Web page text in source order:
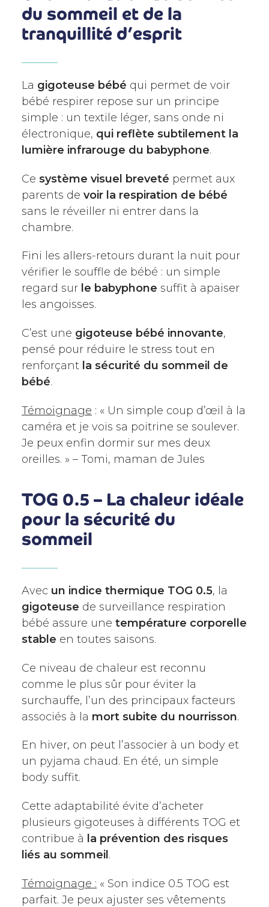
du sommeil et de la
tranquillité d’esprit
La gigoteuse bébé qui permet de voir
bébé respirer repose sur un principe
simple : un textile léger, sans onde ni
électronique, qui reflète subtilement la
lumière infrarouge du babyphone.
Ce système visuel breveté permet aux
parents de voir la respiration de bébé
sans le réveiller ni entrer dans la
chambre.
Fini les allers-retours durant la nuit pour
vérifier le souffle de bébé : un simple
regard sur le babyphone suffit à apaiser
les angoisses.
C’est une gigoteuse bébé innovante,
pensé pour réduire le stress tout en
renforçant la sécurité du sommeil de
bébé.
Témoignage : « Un simple coup d’œil à la
caméra et je vois sa poitrine se soulever.
Je peux enfin dormir sur mes deux
oreilles. » – Tomi, maman de Jules
TOG 0.5 – La chaleur idéale
pour la sécurité du
sommeil
Avec un indice thermique TOG 0.5, la
gigoteuse de surveillance respiration
bébé assure une température corporelle
stable en toutes saisons.
Ce niveau de chaleur est reconnu
comme le plus sûr pour éviter la
surchauffe, l’un des principaux facteurs
associés à la mort subite du nourrisson.
En hiver, on peut l’associer à un body et
un pyjama chaud. En été, un simple
body suffit.
Cette adaptabilité évite d’acheter
plusieurs gigoteuses à différents TOG et
contribue à la prévention des risques
liés au sommeil .
Témoignage : « Son indice 0.5 TOG est
parfait. Je peux ajuster ses vêtements